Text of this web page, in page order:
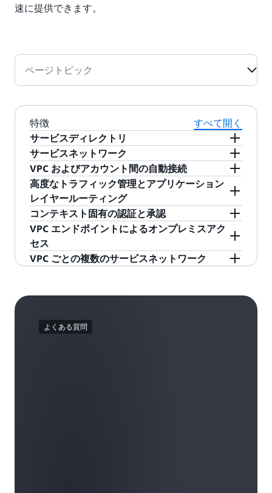
速に提供できます。
ページトピック
特徴
すべて開く
サービスディレクトリ
Amazon VPC Lattice は、AWS Resource Access
Manager (AWS RAM) を通じて所有または共有さ
れているサービスの一元的なビューを備えたサ
ービスディレクトリを提供します。
サービスネットワーク
Amazon VPC Lattice を使用すると、サービスの
検出と接続を自動的に実装するために使用され
る論理境界を持つサービスネットワークを作成
できます。共通のアクセスポリシーとオブザー
バビリティポリシーをサービスのコレクション
に適用することもできます。
VPC およびアカウント間の自動接続
Amazon VPC Lattice は、IPv4、IPv6、および重
複する IP アドレス間のネットワークアドレス変
換に加えて、VPC およびアカウント間のネット
ワーク接続を自動的に管理します。
高度なトラフィック管理とアプリケーション
レイヤールーティング
Amazon VPC Lattice は、リクエストの特性に基
づいてトラフィックをルーティングするための
共通のコントロールを提供する、フルマネージ
ド型のアプリケーションレイヤープロキシで
コンテキスト固有の認証と承認
Amazon VPC Lattice は、サービス間の認証と認
可のために AWS Identity and Access
Management (IAM) と統合し、現在 AWS のサー
VPC エンドポイントによるオンプレミスアク
セス
VPC エンドポイント (AWS PrivateLink を利用) を
VPC ごとの複数のサービスネットワーク
た。
よくある質問